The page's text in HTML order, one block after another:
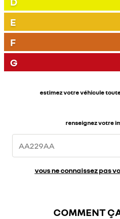
E
F
G
estimez votre véhicule
renseignez votre
vous ne connaissez pas
COMMENT